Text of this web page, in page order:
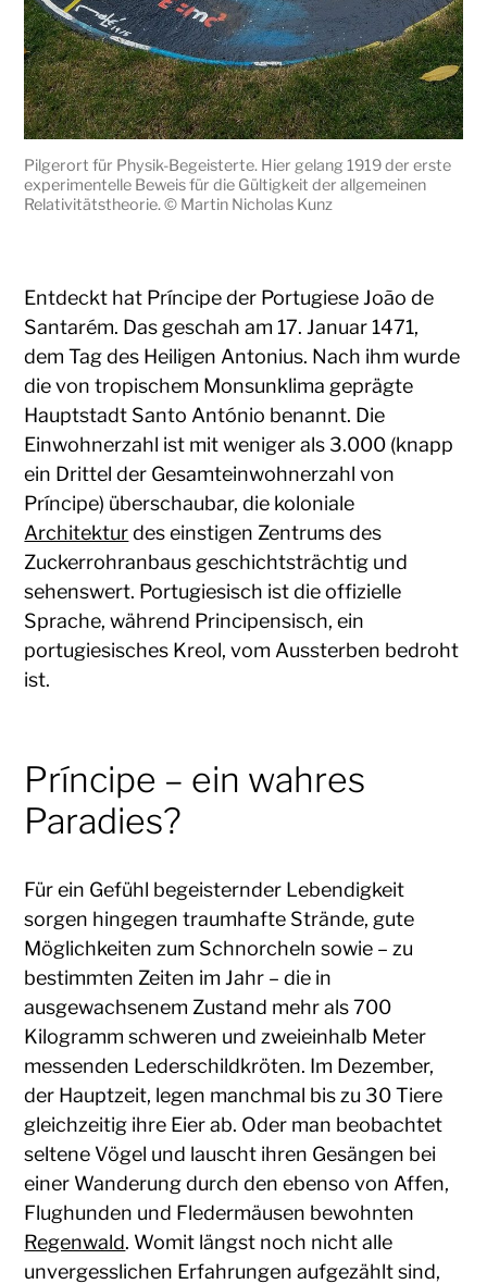
Pilgerort für Physik-Begeisterte. Hier gelang 1919 der erste
experimentelle Beweis für die Gültigkeit der allgemeinen
Relativitätstheorie. © Martin Nicholas Kunz
Entdeckt hat Príncipe der Portugiese João de
Santarém. Das geschah am 17. Januar 1471,
dem Tag des Heiligen Antonius. Nach ihm wurde
die von tropischem Monsunklima geprägte
Hauptstadt Santo António benannt. Die
Einwohnerzahl ist mit weniger als 3.000 (knapp
ein Drittel der Gesamteinwohnerzahl von
Príncipe) überschaubar, die koloniale
Architekturdes einstigen Zentrums des
Zuckerrohranbaus geschichtsträchtig und
sehenswert. Portugiesisch ist die offizielle
Sprache, während Principensisch, ein
portugiesisches Kreol, vom Aussterben bedroht
ist.
Príncipe – ein wahres
Paradies?
Für ein Gefühl begeisternder Lebendigkeit
sorgen hingegen traumhafte Strände, gute
Möglichkeiten zum Schnorcheln sowie – zu
bestimmten Zeiten im Jahr – die in
ausgewachsenem Zustand mehr als 700
Kilogramm schweren und zweieinhalb Meter
messenden Lederschildkröten. Im Dezember,
der Hauptzeit, legen manchmal bis zu 30 Tiere
gleichzeitig ihre Eier ab. Oder man beobachtet
seltene Vögel und lauscht ihren Gesängen bei
einer Wanderung durch den ebenso von Affen,
Flughunden und Fledermäusen bewohnten
Regenwald. Womit längst noch nicht alle
unvergesslichen Erfahrungen aufgezählt sind,